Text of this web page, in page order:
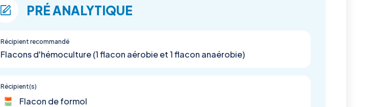
PRÉ ANALYTIQUE
Récipient recommandé
Flacons d'hémoculture (1 flacon aérobie et 1 flacon anaérobie)
Récipient(s)
Flacon de formol